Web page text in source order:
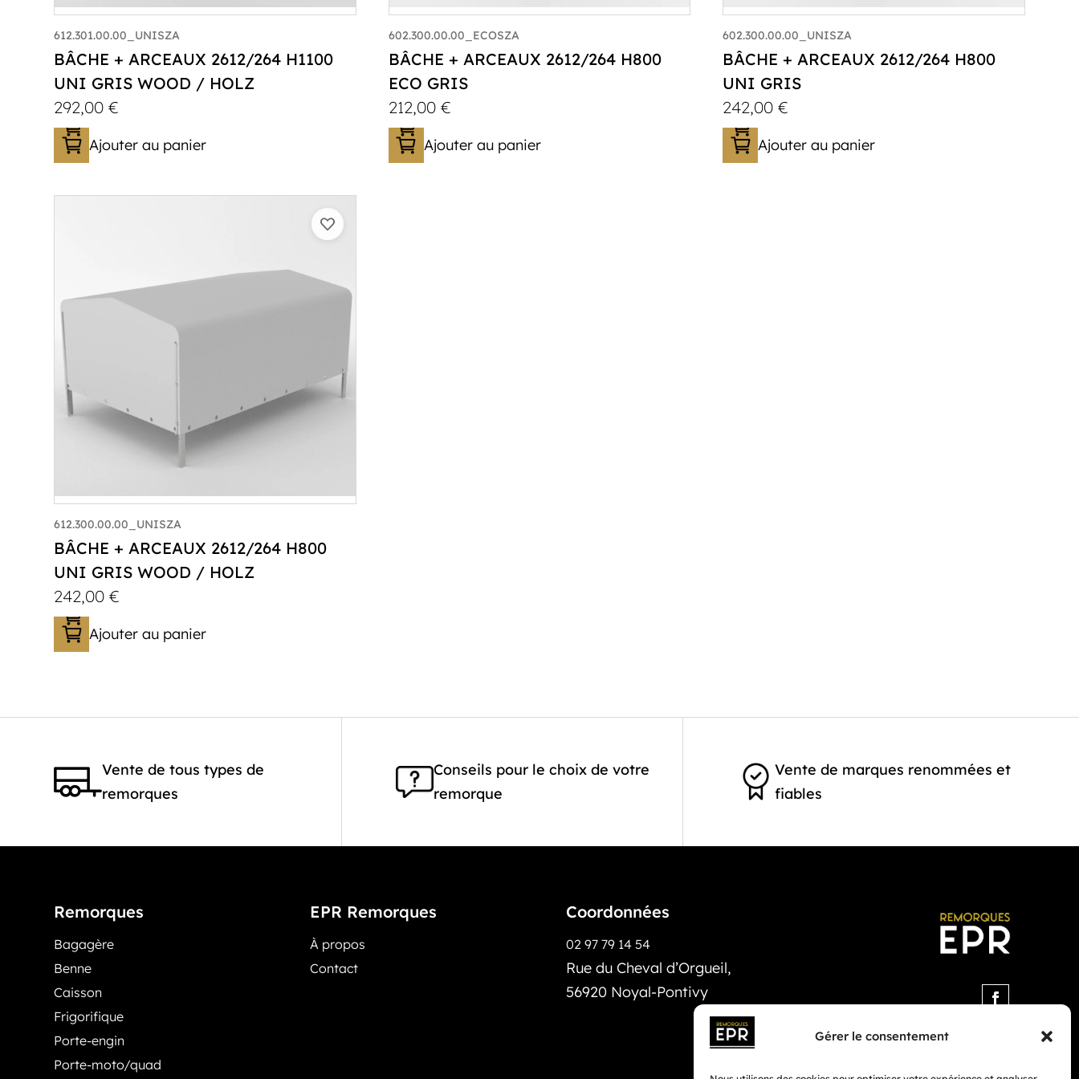
Gérer le consentement
612.301.00.00_UNISZA
BÂCHE + ARCEAUX 2612/264 H1100
UNI GRIS WOOD / HOLZ
292,00€
Ajouter au panier
602.300.00.00_ECOSZA
BÂCHE + ARCEAUX 2612/264 H800
ECO GRIS
212,00 €
Ajouter au panier
602.300.00.00_UNISZA
BÂCHE + ARCEAUX 2612/264 H800
UNI GRIS
242,00€
Ajouter au panier
612.300.00.00_UNISZA
BÂCHE + ARCEAUX 2612/264 H800
UNI GRIS WOOD / HOLZ
242,00€
Ajouter au panier
Vente de tous types de
remorques
Conseils pour le choix de votre
remorque
Vente de marques renommées et
fiables
Remorques
Bagagère
Benne
Caisson
Frigorifique
Porte-engin
Porte-moto/quad
EPR Remorques
À propos
Contact
Coordonnées
02 97 79 14 54
Rue du Cheval d’Orgueil,
56920 Noyal-Pontivy